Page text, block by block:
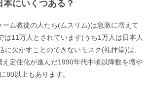
本にいくつある？
ーム教徒の人たち(ムスリム)は急激に増えて
は11万人とされています(うち1万人は日本人
に欠かすことのできないモスク(礼拝堂)は、
え定住化が進んだ1990年代中頃以降数を増や
80以上もあります。